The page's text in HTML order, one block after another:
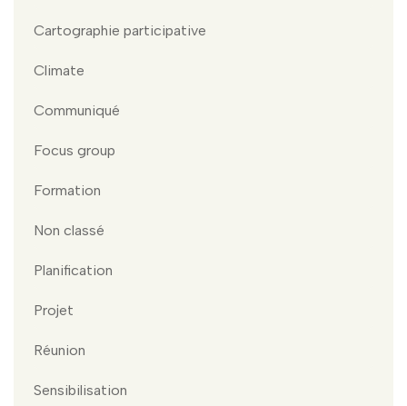
Cartographie participative
Climate
Communiqué
Focus group
Formation
Non classé
Planification
Projet
Réunion
Sensibilisation